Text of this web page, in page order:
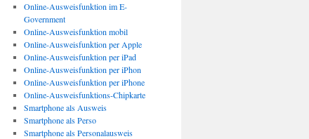
Online-Ausweisfunktion im E-
Government
Online-Ausweisfunktion mobil
Online-Ausweisfunktion per Apple
Online-Ausweisfunktion per iPad
Online-Ausweisfunktion per iPhon
Online-Ausweisfunktion per iPhone
Online-Ausweisfunktions-Chipkarte
Smartphone als Ausweis
Smartphone als Perso
Smartphone als Personalausweis